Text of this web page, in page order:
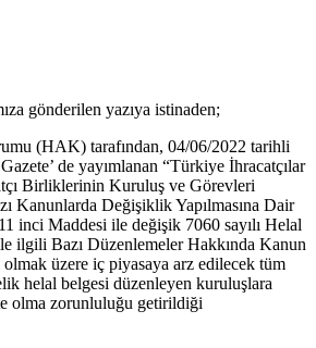
gönderilen yazıya istinaden;
(HAK) tarafından, 04/06/2022 tarihli
de yayımlanan “Türkiye İhracatçılar
Birliklerinin Kuruluş ve Görevleri
Kanunlarda Değişiklik Yapılmasına Dair
inci Maddesi ile değişik 7060 sayılı Helal
ilgili Bazı Düzenlemeler Hakkında Kanun
üzere iç piyasaya arz edilecek tüm
helal belgesi düzenleyen kuruluşlara
olma zorunluluğu getirildiği